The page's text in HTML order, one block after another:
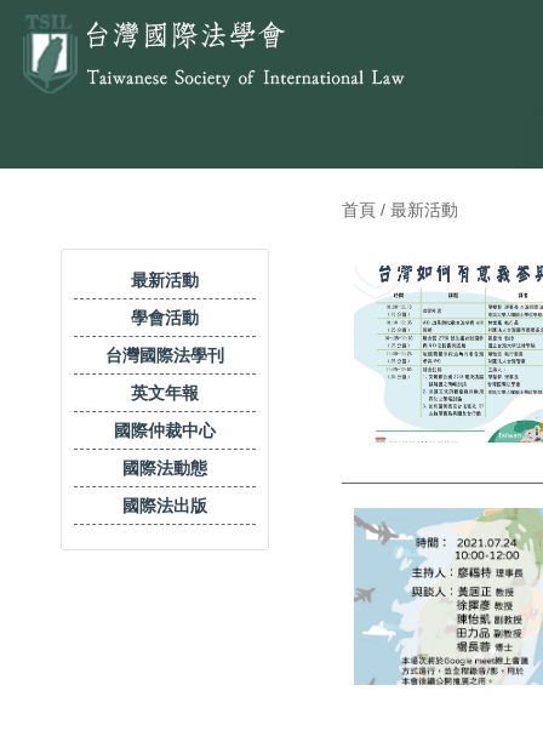
最新活動
學會活動
台灣國際法學刊
英文年報
國際仲裁中心
國際法動態
國際法出版
首頁 / 最新活動